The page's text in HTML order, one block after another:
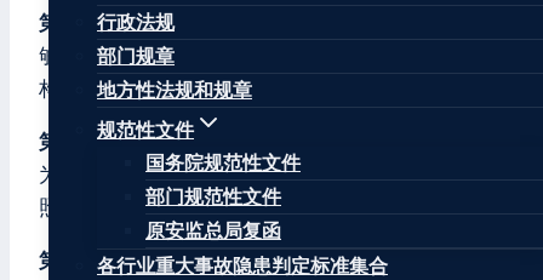
行政法规
部门规章
地方性法规和规章
规范性文件
国务院规范性文件
部门规范性文件
原安监总局复函
各行业重大事故隐患判定标准集合
第三条仲裁协议约定的仲裁机构名称不准确，但能
够确定具体的仲裁机构的，应当认定选定了仲裁机
构。
第四条仲裁协议仅约定纠纷适用的仲裁规则的，视
为未约定仲裁机构，但当事人达成补充协议或者按
照约定的仲裁规则能够确定仲裁机构的除外。
第五条仲裁协议约定两个以上仲裁机构的，当事人